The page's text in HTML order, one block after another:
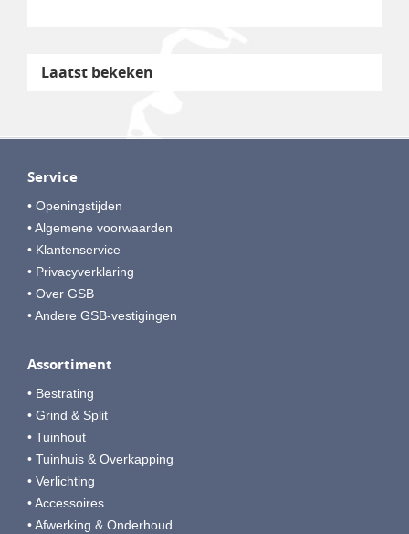
Laatst bekeken
Service
• Openingstijden
• Algemene voorwaarden
• Klantenservice
• Privacyverklaring
• Over GSB
• Andere GSB-vestigingen
Assortiment
• Bestrating
• Grind & Split
• Tuinhout
• Tuinhuis & Overkapping
• Verlichting
• Accessoires
• Afwerking & Onderhoud